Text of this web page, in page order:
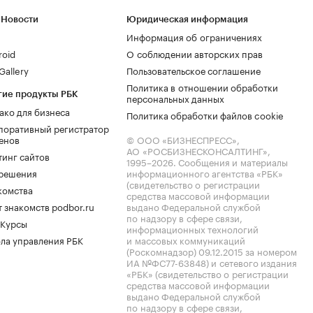
продукты РБК
для бизнеса
регистратор
сайтов
знакомств podbor.ru
управления РБК
Юридическая информация
Информация об ограничениях
О соблюдении авторских прав
Пользовательское соглашение
Политика в отношении обработки
персональных данных
Политика обработки файлов cookie
© ООО «БИЗНЕСПРЕСС»,
АО «РОСБИЗНЕСКОНСАЛТИНГ»,
1995–2026. Сообщения и материалы
информационного агентства «РБК»
(свидетельство о регистрации
средства массовой информации
выдано Федеральной службой
по надзору в сфере связи,
информационных технологий
и массовых коммуникаций
(Роскомнадзор) 09.12.2015 за номером
ИА №ФС77-63848) и сетевого издания
«РБК» (свидетельство о регистрации
средства массовой информации
выдано Федеральной службой
по надзору в сфере связи,